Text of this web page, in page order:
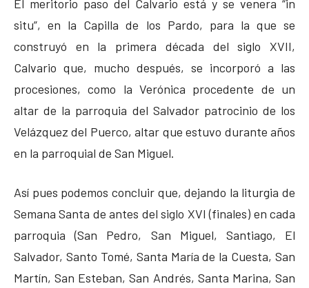
El meritorio paso del Calvario está y se venera “in
situ”, en la Capilla de los Pardo, para la que se
construyó en la primera década del siglo XVII,
Calvario que, mucho después, se incorporó a las
procesiones, como la Verónica procedente de un
altar de la parroquia del Salvador patrocinio de los
Velázquez del Puerco, altar que estuvo durante años
en la parroquial de San Miguel.
Así pues podemos concluir que, dejando la liturgia de
Semana Santa de antes del siglo XVI (finales) en cada
parroquia (San Pedro, San Miguel, Santiago, El
Salvador, Santo Tomé, Santa María de la Cuesta, San
Martín, San Esteban, San Andrés, Santa Marina, San